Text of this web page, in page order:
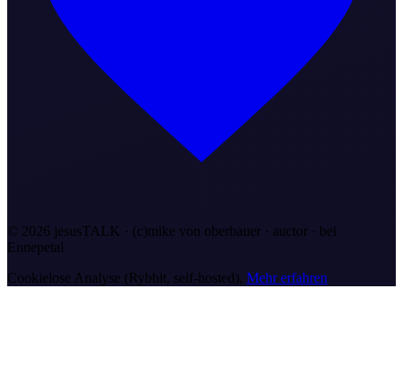
© 2026 jesusTALK · (c)mike von oberbauer · auctor · bei
Ennepetal
Cookielose Analyse (Rybbit, self-hosted). Mehr erfahren